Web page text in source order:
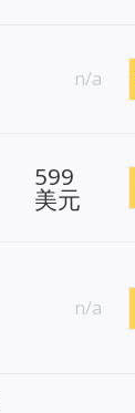
n/a
599
美元
n/a